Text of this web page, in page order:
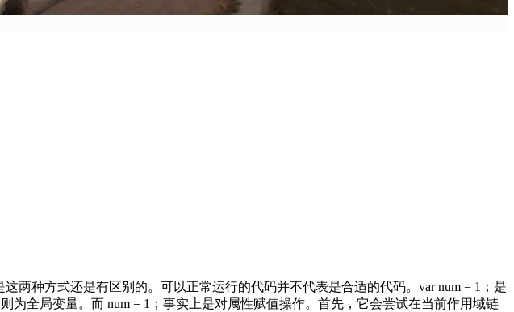
两种方式还是有区别的。可以正常运行的代码并不代表是合适的代码。var num = 1；是
为全局变量。而 num = 1；事实上是对属性赋值操作。首先，它会尝试在当前作用域链